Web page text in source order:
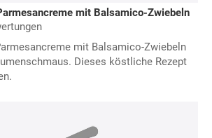
mit Balsamico-Zwiebeln
mit Balsamico-Zwiebeln
Dieses köstliche Rezept